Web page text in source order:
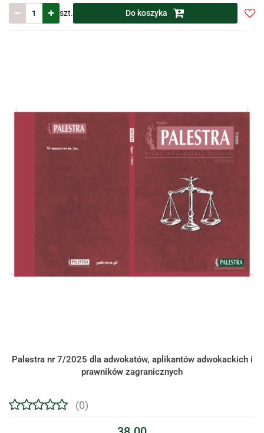
szt. Do koszyka
Palestra nr 7/2025 dla adwokatów, aplikantów adwokackich i
prawników zagranicznych
(0)